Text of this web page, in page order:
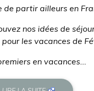
de partir ailleurs en
nos idées de
pour les vacances de
en vacances...